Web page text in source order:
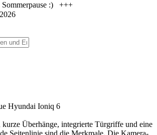
:) +++
Hyundai Ioniq 6